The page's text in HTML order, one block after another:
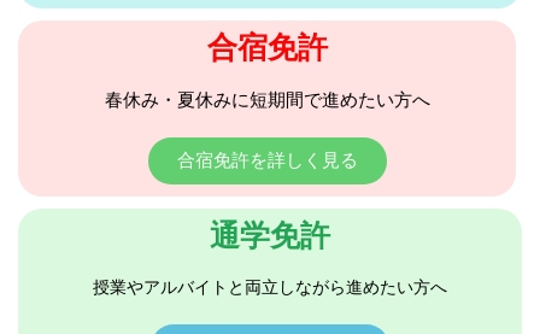
合宿免許
春休み・夏休みに短期間で進めたい方へ
合宿免許を詳しく見る
通学免許
授業やアルバイトと両立しながら進めたい方へ